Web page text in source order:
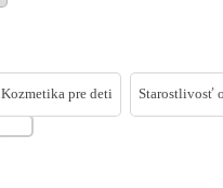
Kozmetika pre deti Starostlivosť